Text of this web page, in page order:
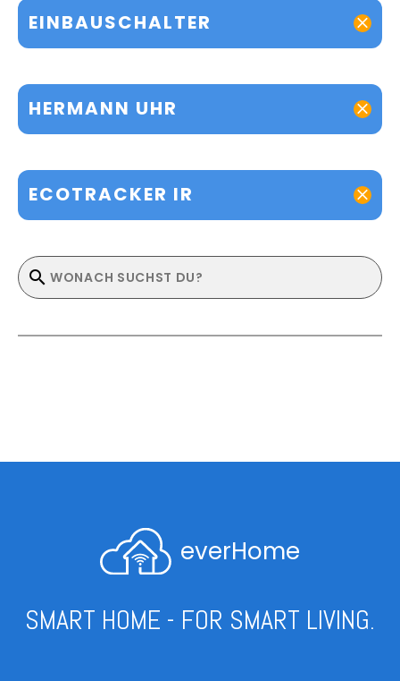
EINBAUSCHALTER
HERMANN UHR
ECOTRACKER IR
everHome
SMART HOME - FOR SMART LIVING.